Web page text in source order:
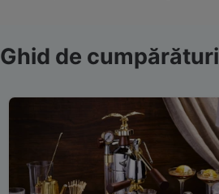
Ghid de cumpărături